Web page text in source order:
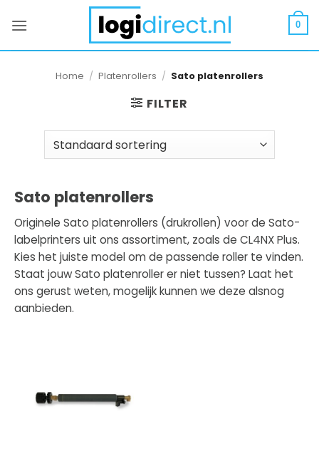
naar
0
Home / Platenrollers / Sato platenrollers
FILTER
Sato platenrollers
Originele Sato platenrollers (drukrollen) voor de Sato-
labelprinters uit ons assortiment, zoals de CL4NX Plus.
Kies het juiste model om de passende roller te vinden.
Staat jouw Sato platenroller er niet tussen? Laat het
ons gerust weten, mogelijk kunnen we deze alsnog
aanbieden.